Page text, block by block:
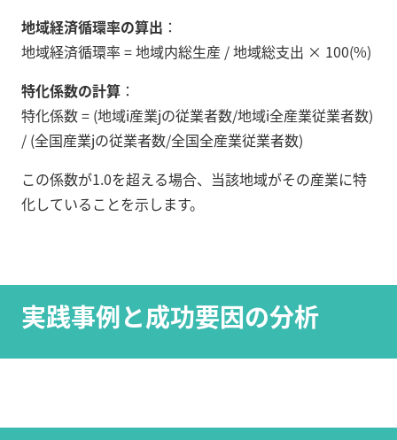
地域経済循環率の算出 ：
地域経済循環率 = 地域内総生産 / 地域総支出 × 100(%)
特化係数の計算 ：
特化係数 = (地域i産業jの従業者数/地域i全産業従業者数)
/ (全国産業jの従業者数/全国全産業従業者数)
この係数が1.0を超える場合、当該地域がその産業に特
化していることを示します。
実践事例と成功要因の分析